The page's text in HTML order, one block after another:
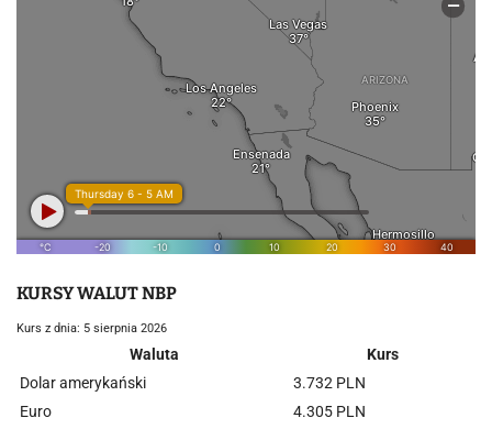
KURSY WALUT NBP
Kurs z dnia: 5 sierpnia 2026
Waluta
Kurs
Dolar amerykański
3.732 PLN
Euro
4.305 PLN